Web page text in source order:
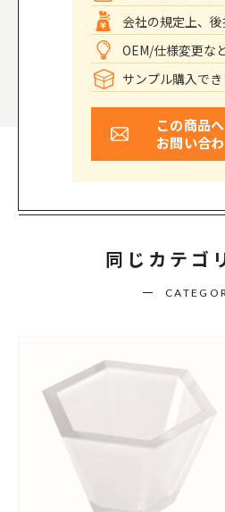
会社の規定上、
OEM/仕様変更な
サンプル購入でき
この商品
お問い合
同じカテゴ